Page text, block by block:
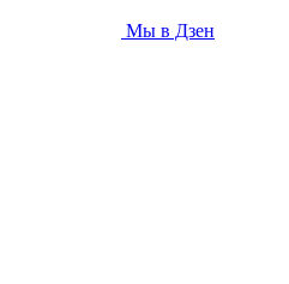
Мы в Дзен